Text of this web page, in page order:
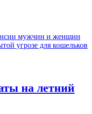
мужчин и женщин
угрозе для кошельков
на летний